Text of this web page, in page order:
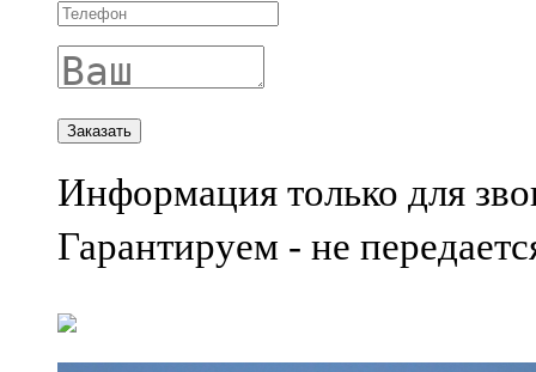
Информация только для
Гарантируем - не